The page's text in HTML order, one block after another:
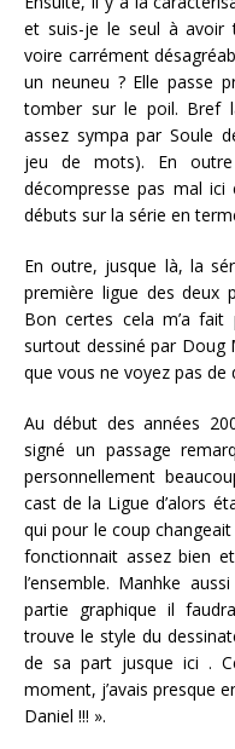
et suis-je le seul à avoir
voire carrément
un neuneu ? Elle passe
tomber sur le poil. Bref
assez sympa par Soule
jeu de mots). En
décompresse pas mal
débuts sur la série en
En outre, jusque là, la
première ligue des deux
Bon certes cela m’a
surtout dessiné par Doug
que vous ne voyez pas
Au début des années
signé un passage
personnellement
cast de la Ligue d’alors
qui pour le coup
fonctionnait assez bien
l’ensemble. Manhke
partie graphique il
trouve le style du
de sa part jusque ici .
moment, j’avais presque
Daniel !!! ».